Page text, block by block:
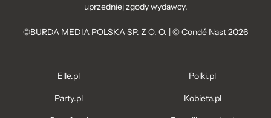
uprzedniej zgody wydawcy.
©BURDA MEDIA POLSKA SP. Z O. O. | © Condé Nast 2026
Elle.pl
Party.pl
Polki.pl
Kobieta.pl